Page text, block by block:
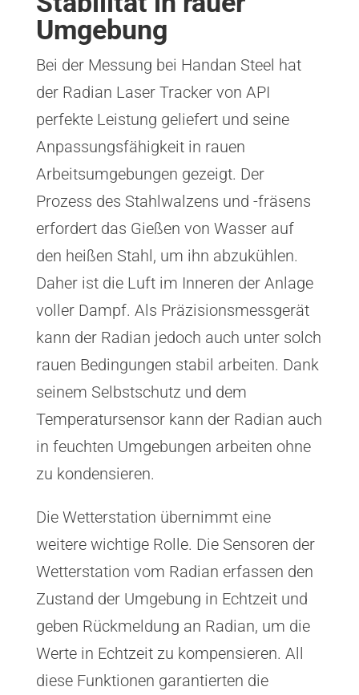
Umgebung
Bei der Messung bei Handan Steel hat
der Radian Laser Tracker von API
perfekte Leistung geliefert und seine
Anpassungsfähigkeit in rauen
Arbeitsumgebungen gezeigt. Der
Prozess des Stahlwalzens und -fräsens
erfordert das Gießen von Wasser auf
den heißen Stahl, um ihn abzukühlen.
Daher ist die Luft im Inneren der Anlage
voller Dampf. Als Präzisionsmessgerät
kann der Radian jedoch auch unter solch
rauen Bedingungen stabil arbeiten. Dank
seinem Selbstschutz und dem
Temperatursensor kann der Radian auch
in feuchten Umgebungen arbeiten ohne
zu kondensieren.
Die Wetterstation übernimmt eine
weitere wichtige Rolle. Die Sensoren der
Wetterstation vom Radian erfassen den
Zustand der Umgebung in Echtzeit und
geben Rückmeldung an Radian, um die
Werte in Echtzeit zu kompensieren. All
diese Funktionen garantierten die